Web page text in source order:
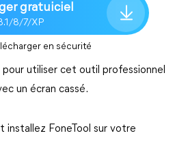
gratuiciel
8/7/XP
en sécurité
utiliser cet outil professionnel
un écran cassé.
installez FoneTool sur votre